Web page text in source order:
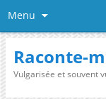
Menu
Raconte-
Vulgarisée et souvent